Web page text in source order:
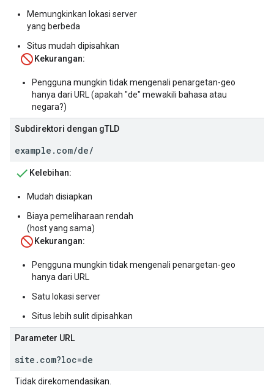
Memungkinkan lokasi server
yang berbeda
Situs mudah dipisahkan
Kekurangan:
Pengguna mungkin tidak mengenali penargetan-geo
hanya dari URL (apakah "de" mewakili bahasa atau
negara?)
Subdirektori dengan gTLD
example.com/de/
Kelebihan:
Mudah disiapkan
Biaya pemeliharaan rendah
(host yang sama)
Kekurangan:
Pengguna mungkin tidak mengenali penargetan-geo
hanya dari URL
Satu lokasi server
Situs lebih sulit dipisahkan
Parameter URL
site.com?loc=de
Tidak direkomendasikan.